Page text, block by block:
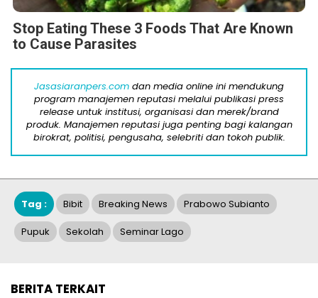
Stop Eating These 3 Foods That Are Known
to Cause Parasites
Jasasiaranpers.com dan media online ini mendukung
program manajemen reputasi melalui publikasi press
release untuk institusi, organisasi dan merek/brand
produk. Manajemen reputasi juga penting bagi kalangan
birokrat, politisi, pengusaha, selebriti dan tokoh publik.
Tag : Bibit Breaking News Prabowo Subianto
Pupuk Sekolah Seminar Lago
BERITA TERKAIT